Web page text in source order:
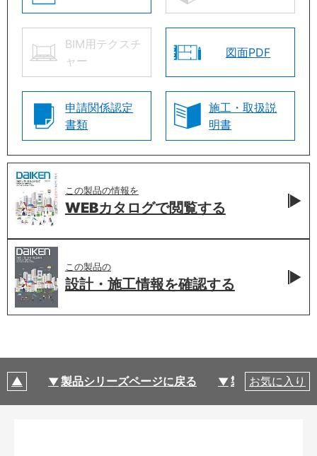
BIM用テクスチ
ャー
図面PDF
申請関係認定
書類
施工・取扱説
明書
この製品の情報を
WEBカタログで閲覧する
この製品の
設計・施工情報を確認する
製品シリーズページに戻る 製品仕様
お気に入り